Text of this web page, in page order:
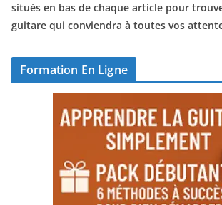
situés en bas de chaque article pour
guitare qui conviendra à toutes vos
Formation En Ligne